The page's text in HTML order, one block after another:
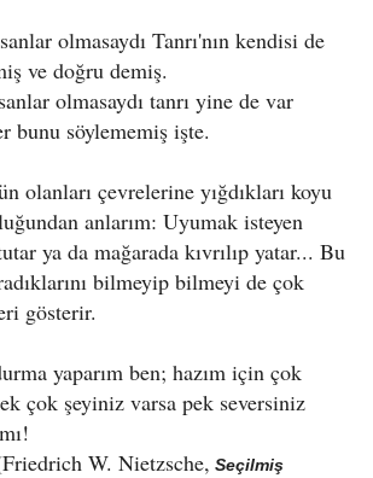
olmasaydı Tanrı'nın kendisi de
ve doğru demiş.
olmasaydı tanrı yine de var
bunu söylememiş işte.
olanları çevrelerine yığdıkları koyu
anlarım: Uyumak isteyen
ya da mağarada kıvrılıp yatar... Bu
bilmeyip bilmeyi de çok
gösterir.
yaparım ben; hazım için çok
çok şeyiniz varsa pek seversiniz
W. Nietzsche, Seçilmiş